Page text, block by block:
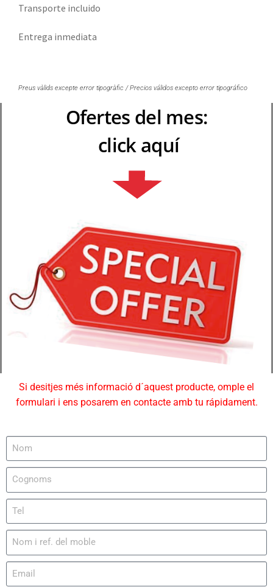
Transporte incluido
Entrega inmediata
Preus vàlids excepte error tipogràfic / Precios válidos excepto error tipográfico
Ofertes del mes:
click aquí
Si desitjes més informació d´aquest producte, omple el
formulari i ens posarem en contacte amb tu rápidament.